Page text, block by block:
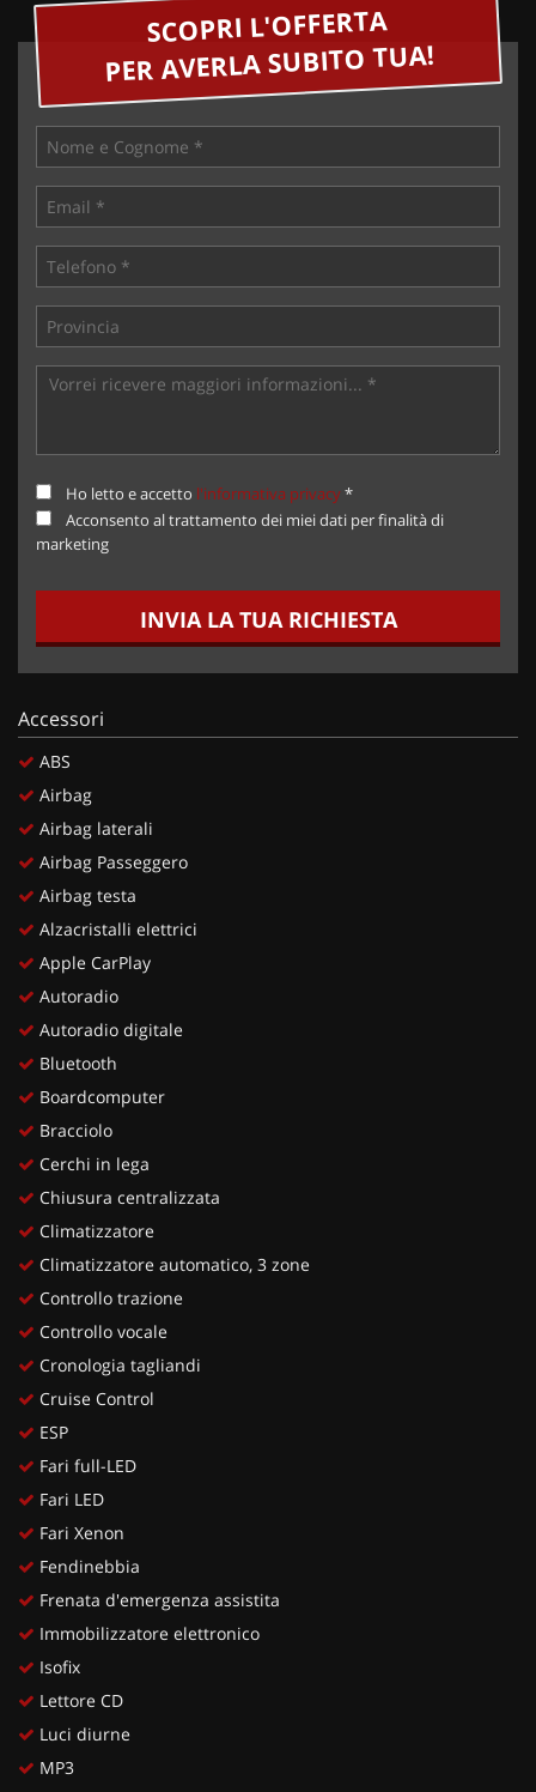
SCOPRI L'OFFERTA
PER AVERLA SUBITO TUA!
Ho letto e accetto l'informativa privacy*
Acconsento al trattamento dei miei dati per finalità di
marketing
INVIA LA TUA RICHIESTA
Accessori
ABS
Airbag
Airbag laterali
Airbag Passeggero
Airbag testa
Alzacristalli elettrici
Apple CarPlay
Autoradio
Autoradio digitale
Bluetooth
Boardcomputer
Bracciolo
Cerchi in lega
Chiusura centralizzata
Climatizzatore
Climatizzatore automatico, 3 zone
Controllo trazione
Controllo vocale
Cronologia tagliandi
Cruise Control
ESP
Fari full-LED
Fari LED
Fari Xenon
Fendinebbia
Frenata d'emergenza assistita
Immobilizzatore elettronico
Isofix
Lettore CD
Luci diurne
MP3